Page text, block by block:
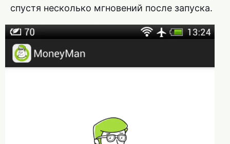
спустя несколько мгновений после запуска.